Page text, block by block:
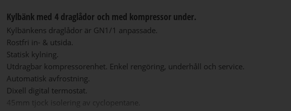
Kylbänk med 4 draglådor och med kompressor under.
Kylbänkens draglådor är GN1/1 anpassade.
Rostfri in- & utsida.
Statisk kylning.
Utdragbar kompressorenhet. Enkel rengöring, underhåll och service.
Automatisk avfrostning.
Dixell digital termostat.
45mm tjock isolering av cyclopentane.